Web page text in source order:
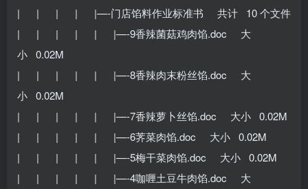
| | | | |—-门店馅料作业标准书 共计 10 个文件
| | | | | |—-9香辣菌菇鸡肉馅.doc 大
小 0.02M
| | | | | |—-8香辣肉末粉丝馅.doc 大
小 0.02M
| | | | | |—-7香辣萝卜丝馅.doc 大小 0.02M
| | | | | |—-6荠菜肉馅.doc 大小 0.02M
| | | | | |—-5梅干菜肉馅.doc 大小 0.02M
| | | | | |—-4咖喱土豆牛肉馅.doc 大